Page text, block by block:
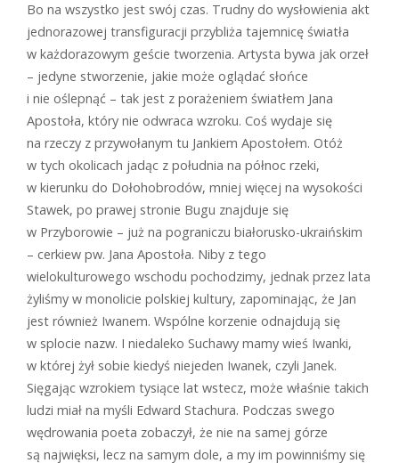
Bo na wszystko jest swój czas. Trudny do wysłowienia akt
jednorazowej transfiguracji przybliża tajemnicę światła
w każdorazowym geście tworzenia. Artysta bywa jak orzeł
– jedyne stworzenie, jakie może oglądać słońce
i nie oślepnąć – tak jest z porażeniem światłem Jana
Apostoła, który nie odwraca wzroku. Coś wydaje się
na rzeczy z przywołanym tu Jankiem Apostołem. Otóż
w tych okolicach jadąc z południa na północ rzeki,
w kierunku do Dołohobrodów, mniej więcej na wysokości
Stawek, po prawej stronie Bugu znajduje się
w Przyborowie – już na pograniczu białorusko-ukraińskim
– cerkiew pw. Jana Apostoła. Niby z tego
wielokulturowego wschodu pochodzimy, jednak przez lata
żyliśmy w monolicie polskiej kultury, zapominając, że Jan
jest również Iwanem. Wspólne korzenie odnajdują się
w splocie nazw. I niedaleko Suchawy mamy wieś Iwanki,
w której żył sobie kiedyś niejeden Iwanek, czyli Janek.
Sięgając wzrokiem tysiące lat wstecz, może właśnie takich
ludzi miał na myśli Edward Stachura. Podczas swego
wędrowania poeta zobaczył, że nie na samej górze
są najwięksi, lecz na samym dole, a my im powinniśmy się